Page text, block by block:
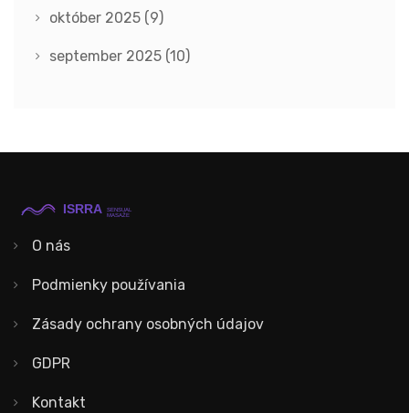
október 2025 (9)
september 2025 (10)
O nás
Podmienky používania
Zásady ochrany osobných údajov
GDPR
Kontakt